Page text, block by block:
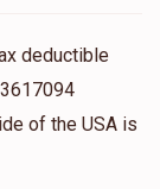
deductible
of the USA is